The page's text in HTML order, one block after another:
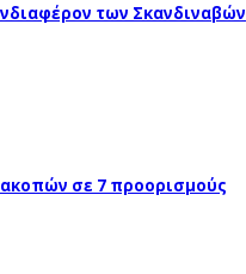
των Σκανδιναβών
σε 7 προορισμούς